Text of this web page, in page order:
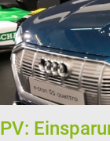
PV: